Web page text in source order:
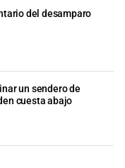
del desamparo
un sendero de
cuesta abajo